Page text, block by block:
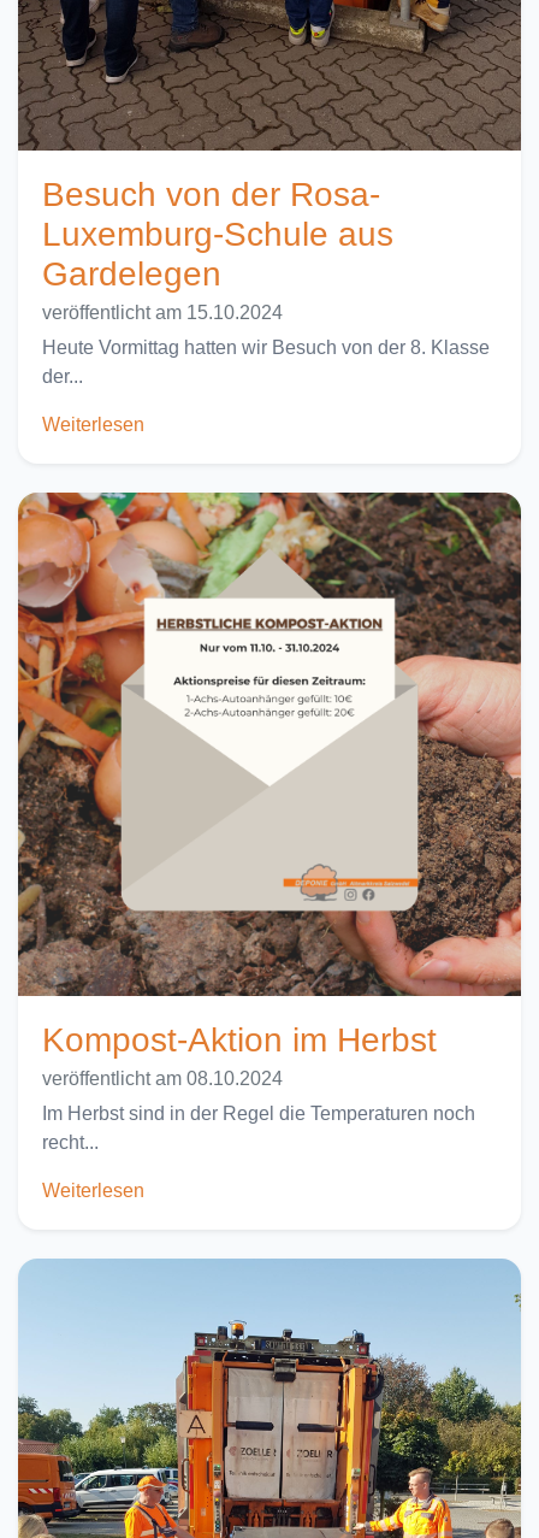
Besuch von der Rosa-
Luxemburg-Schule aus
Gardelegen
veröffentlicht am 15.10.2024
Heute Vormittag hatten wir Besuch von der 8. Klasse
der...
Weiterlesen
Kompost-Aktion im Herbst
veröffentlicht am 08.10.2024
Im Herbst sind in der Regel die Temperaturen noch
recht...
Weiterlesen